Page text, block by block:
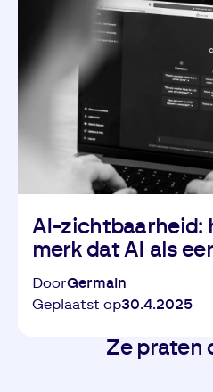
AI-zichtbaarheid:
merk dat AI als
DoorGermain
Geplaatst op30.4.2025
Ze praten